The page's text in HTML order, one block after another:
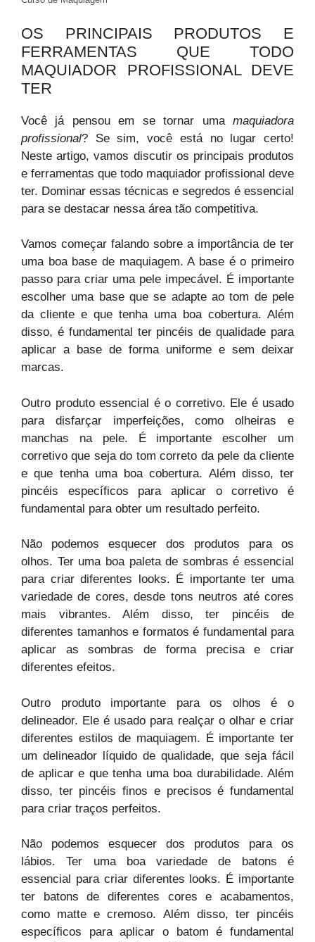
OS PRINCIPAIS PRODUTOS E
FERRAMENTAS QUE TODO
MAQUIADOR PROFISSIONAL DEVE
TER
Você já pensou em se tornar uma maquiadora
profissional? Se sim, você está no lugar certo!
Neste artigo, vamos discutir os principais produtos
e ferramentas que todo maquiador profissional deve
ter. Dominar essas técnicas e segredos é essencial
para se destacar nessa área tão competitiva.
Vamos começar falando sobre a importância de ter
uma boa base de maquiagem. A base é o primeiro
passo para criar uma pele impecável. É importante
escolher uma base que se adapte ao tom de pele
da cliente e que tenha uma boa cobertura. Além
disso, é fundamental ter pincéis de qualidade para
aplicar a base de forma uniforme e sem deixar
marcas.
Outro produto essencial é o corretivo. Ele é usado
para disfarçar imperfeições, como olheiras e
manchas na pele. É importante escolher um
corretivo que seja do tom correto da pele da cliente
e que tenha uma boa cobertura. Além disso, ter
pincéis específicos para aplicar o corretivo é
fundamental para obter um resultado perfeito.
Não podemos esquecer dos produtos para os
olhos. Ter uma boa paleta de sombras é essencial
para criar diferentes looks. É importante ter uma
variedade de cores, desde tons neutros até cores
mais vibrantes. Além disso, ter pincéis de
diferentes tamanhos e formatos é fundamental para
aplicar as sombras de forma precisa e criar
diferentes efeitos.
Outro produto importante para os olhos é o
delineador. Ele é usado para realçar o olhar e criar
diferentes estilos de maquiagem. É importante ter
um delineador líquido de qualidade, que seja fácil
de aplicar e que tenha uma boa durabilidade. Além
disso, ter pincéis finos e precisos é fundamental
para criar traços perfeitos.
Não podemos esquecer dos produtos para os
lábios. Ter uma boa variedade de batons é
essencial para criar diferentes looks. É importante
ter batons de diferentes cores e acabamentos,
como matte e cremoso. Além disso, ter pincéis
específicos para aplicar o batom é fundamental